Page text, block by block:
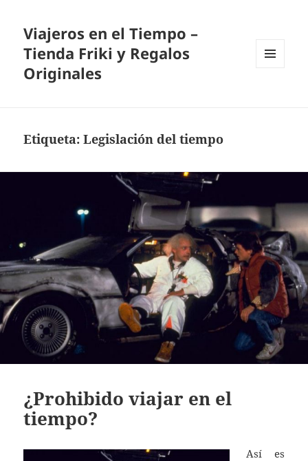
Viajeros en el Tiempo –
Tienda Friki y Regalos
Originales
Etiqueta:Legislación del tiempo
¿Prohibido viajar en el
tiempo?
Así es